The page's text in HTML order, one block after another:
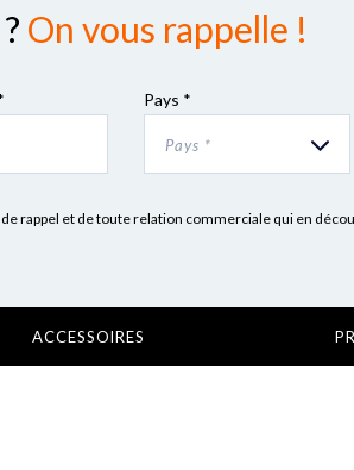
On vous rappelle !
Pays *
Pays *
rappel et de toute relation commerciale qui en
ACCESSOIRES